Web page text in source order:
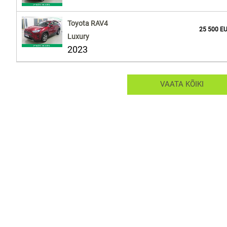
Toyota RAV4
Luxury
2023
25 500
VAATA KÕIKI